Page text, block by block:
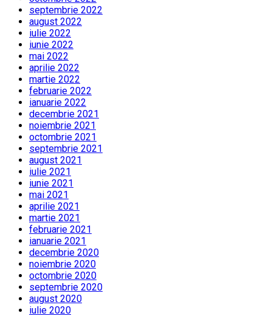
septembrie 2022
august 2022
iulie 2022
iunie 2022
mai 2022
aprilie 2022
martie 2022
februarie 2022
ianuarie 2022
decembrie 2021
noiembrie 2021
octombrie 2021
septembrie 2021
august 2021
iulie 2021
iunie 2021
mai 2021
aprilie 2021
martie 2021
februarie 2021
ianuarie 2021
decembrie 2020
noiembrie 2020
octombrie 2020
septembrie 2020
august 2020
iulie 2020